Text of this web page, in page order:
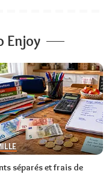
Enjoy
séparés et frais de